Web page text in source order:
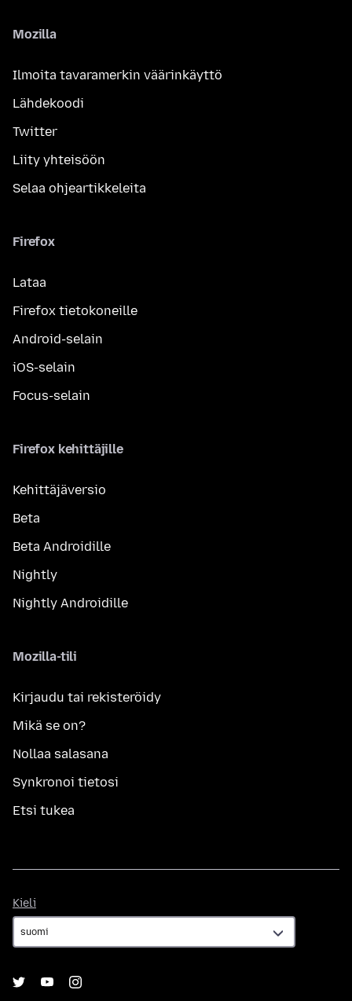
Mozilla
Ilmoita tavaramerkin väärinkäyttö
Lähdekoodi
Twitter
Liity yhteisöön
Selaa ohjeartikkeleita
Firefox
Lataa
Firefox tietokoneille
Android-selain
iOS-selain
Focus-selain
Firefox kehittäjille
Kehittäjäversio
Beta
Beta Androidille
Nightly
Nightly Androidille
Mozilla-tili
Kirjaudu tai rekisteröidy
Mikä se on?
Nollaa salasana
Synkronoi tietosi
Etsi tukea
Kieli